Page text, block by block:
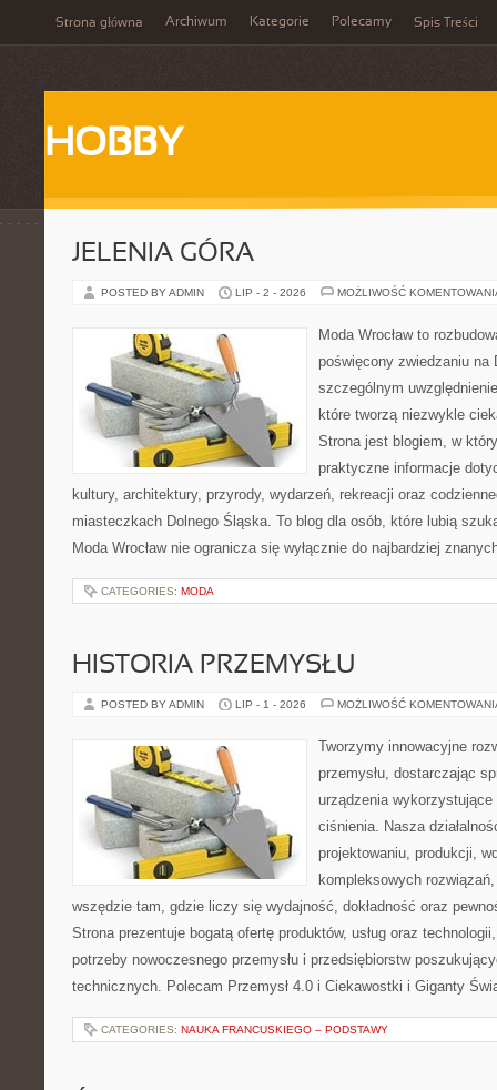
Strona główna Archiwum Kategorie Polecamy Spis Treści
HOBBY
JELENIA GÓRA
POSTED BY ADMIN LIP - 2 - 2026 MOŻLIWOŚĆ
Moda Wrocław to
poświęcony zwiedzaniu na
szczególnym
które tworzą niezwykle
Strona jest blogiem, w
praktyczne informacje
kultury, architektury, przyrody, wydarzeń, rekreacji oraz
miasteczkach Dolnego Śląska. To blog dla osób, które lubią
Moda Wrocław nie ogranicza się wyłącznie do najbardziej
CATEGORIES: MODA
HISTORIA PRZEMYSŁU
POSTED BY ADMIN LIP - 1 - 2026 MOŻLIWOŚĆ
Tworzymy innowacyjne
przemysłu, dostarczając
urządzenia
ciśnienia. Nasza
projektowaniu, produkcji,
kompleksowych
wszędzie tam, gdzie liczy się wydajność, dokładność oraz
Strona prezentuje bogatą ofertę produktów, usług oraz
potrzeby nowoczesnego przemysłu i przedsiębiorstw
technicznych. Polecam Przemysł 4.0 i Ciekawostki i Giganty
CATEGORIES: NAUKA FRANCUSKIEGO – PODSTAWY